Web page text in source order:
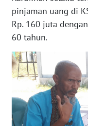
pinjaman uang di
Rp. 160 juta
60 tahun.
SULTRA
WN
NTB
WN
SULTENG
WN
SULBAR